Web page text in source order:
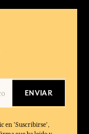
ENVIAR
en 'Suscribirse',